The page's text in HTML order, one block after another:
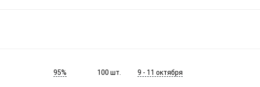
95% 100шт. 9 - 11 октября